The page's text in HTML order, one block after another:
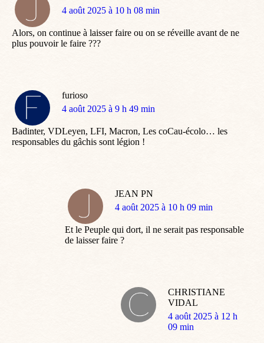
dit
4 août 2025 à 10 h 08 min
Alors, on continue à laisser faire ou on se réveille avant de ne
plus pouvoir le faire ???
furioso
dit
4 août 2025 à 9 h 49 min
Badinter, VDLeyen, LFI, Macron, Les coCau-écolo… les
responsables du gâchis sont légion !
JEAN PN
dit
4 août 2025 à 10 h 09 min
Et le Peuple qui dort, il ne serait pas responsable
de laisser faire ?
CHRISTIANE
VIDAL
dit
:
4 août 2025 à 12 h
09 min